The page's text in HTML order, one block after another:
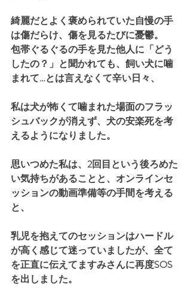
綺麗だとよく褒められていた自慢の手
は傷だらけ、傷を見るたびに憂鬱。
包帯ぐるぐるの手を見た他人に「どう
したの？」と聞かれても、飼い犬に噛
まれて…とは言えなくて辛い日々、
私は犬が怖くて噛まれた場面のフラッ
シュバックが消えず、犬の安楽死を考
えるようになりました。
思いつめた私は、2回目という後ろめた
い気持ちがあることと、オンラインセ
ッションの動画準備等の手間を考える
と、
乳児を抱えてのセッションはハードル
が高く感じて迷っていましたが、全て
を正直に伝えてますみさんに再度SOS
を出しました。